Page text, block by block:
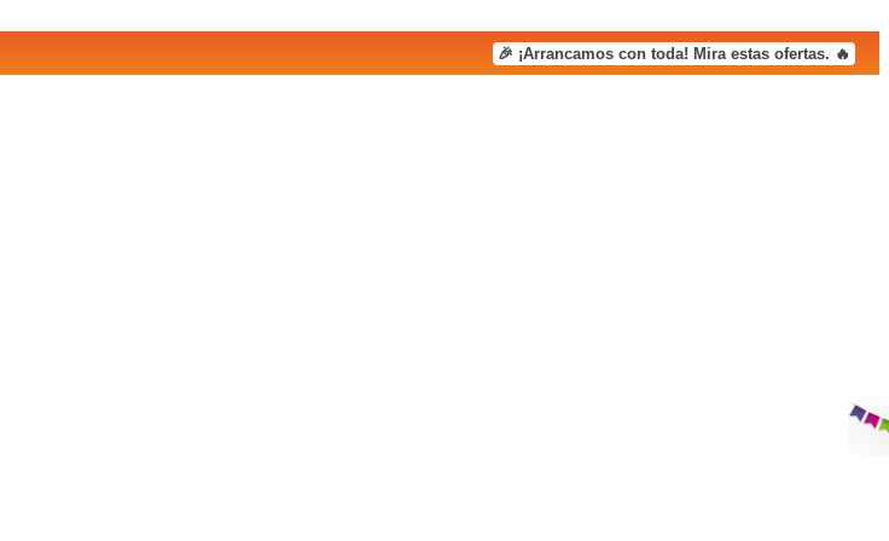
🎉 ¡Arrancamos con toda! Mira estas ofertas. 🔥